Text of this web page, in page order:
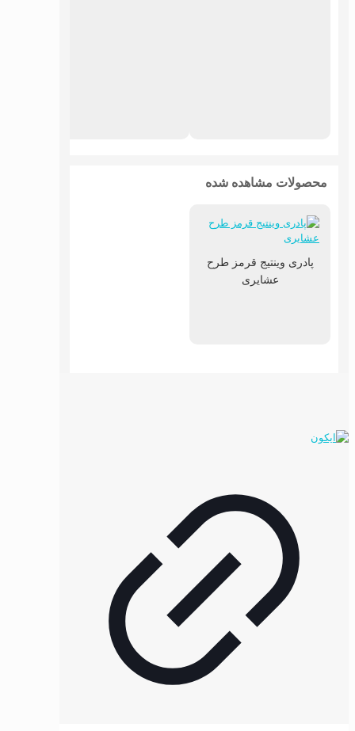
محصولات مشاهده شده
پادری وینتیج قرمز طرح
عشایری